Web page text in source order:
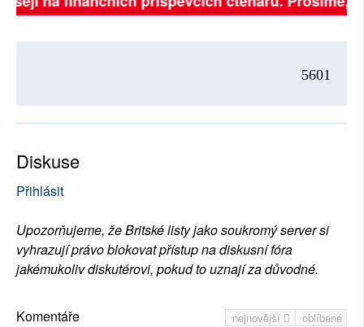
5601
Diskuse
Přihlásit
Upozorňujeme, že Britské listy jako soukromý server si
vyhrazují právo blokovat přístup na diskusní fóra
jakémukoliv diskutérovi, pokud to uznají za důvodné.
nejnovější oblíbené
Komentáře